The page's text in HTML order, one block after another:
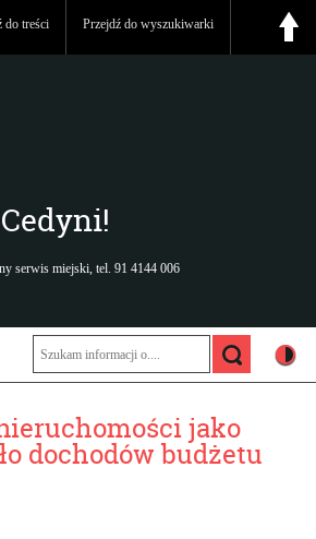
do treści Przejdź do wyszukiwarki
serwis miejski, tel. 91 4144 006
jako
dochodów budżetu